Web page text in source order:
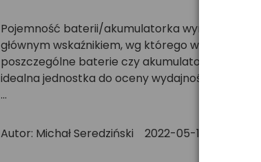
Pojemność baterii/akumulatorka wyrażona w
głównym wskaźnikiem, wg którego większość z
poszczególne baterie czy akumulatorki.
idealna jednostka do oceny wydajności danego
...
Autor: Michał Seredziński 2022-05-11